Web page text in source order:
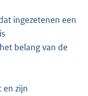
ingezetenen een
belang van de
en zijn